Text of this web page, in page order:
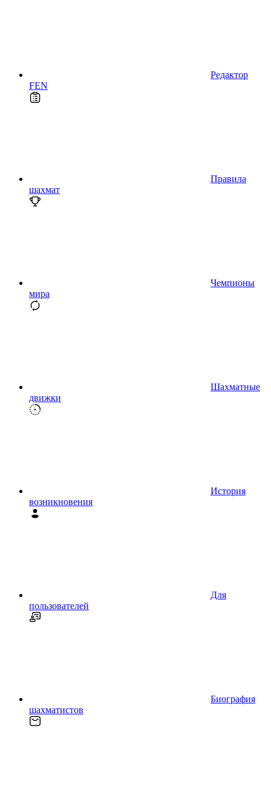
Редактор
FEN
Правила
шахмат
Чемпионы
мира
Шахматные
движки
История
возникновения
Для
пользователей
Биография
шахматистов